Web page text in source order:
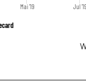
Mai '19 Jul '19